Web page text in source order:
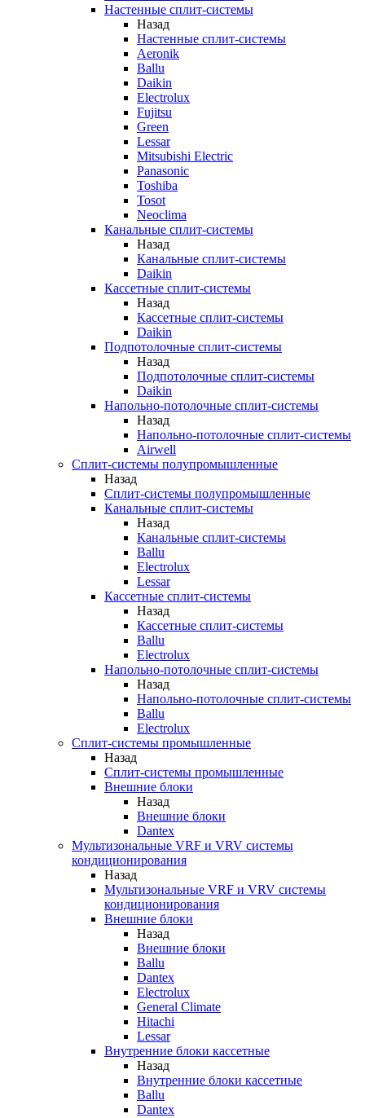
Настенные сплит-системы
Назад
Настенные сплит-системы
Aeronik
Ballu
Daikin
Electrolux
Fujitsu
Green
Lessar
Mitsubishi Electric
Panasonic
Toshiba
Tosot
Neoclima
Канальные сплит-системы
Назад
Канальные сплит-системы
Daikin
Кассетные сплит-системы
Назад
Кассетные сплит-системы
Daikin
Подпотолочные сплит-системы
Назад
Подпотолочные сплит-системы
Daikin
Напольно-потолочные сплит-системы
Назад
Напольно-потолочные сплит-системы
Airwell
Сплит-системы полупромышленные
Назад
Сплит-системы полупромышленные
Канальные сплит-системы
Назад
Канальные сплит-системы
Ballu
Electrolux
Lessar
Кассетные сплит-системы
Назад
Кассетные сплит-системы
Ballu
Electrolux
Напольно-потолочные сплит-системы
Назад
Напольно-потолочные сплит-системы
Ballu
Electrolux
Сплит-системы промышленные
Назад
Сплит-системы промышленные
Внешние блоки
Назад
Внешние блоки
Dantex
Мультизональные VRF и VRV системы
кондиционирования
Назад
Мультизональные VRF и VRV системы
кондиционирования
Внешние блоки
Назад
Внешние блоки
Ballu
Dantex
Electrolux
General Climate
Hitachi
Lessar
Внутренние блоки кассетные
Назад
Внутренние блоки кассетные
Ballu
Dantex